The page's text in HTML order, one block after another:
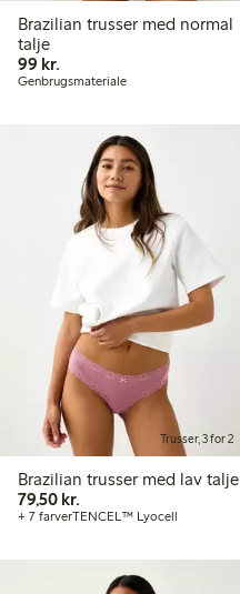
Brazilian trusser med normal
talje
99 kr.
Genbrugsmateriale
Trusser, 3 for 2
Brazilian trusser med lav talje
79,50 kr.
+ 7 farverTENCEL™ Lyocell